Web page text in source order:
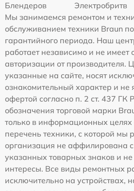
Блендеров
Электробритв
Мы занимаемся ремонтом и
обслуживанием техники Braun
гарантийного периода. Наш
работает независимо и не
авторизации от производителя.
указанные на сайте, носят
ознакомительный характер и не
офертой согласно п. 2 ст. 437 ГК
обозначения торговой марки
только в информационных
перечень техники, с которой мы
организация не аффилирована
указанных товарных знаков и не
интересы. Все виды ремонтных
исключительно на устройствах,